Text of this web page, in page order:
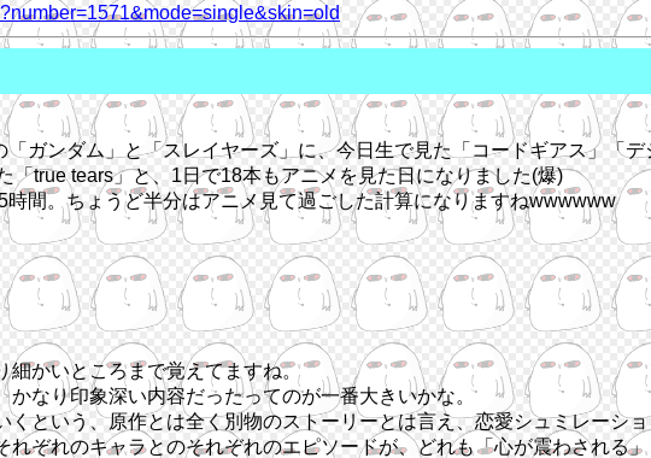
ガンダム」と「スレイヤーズ」に、今日生で見た「コードギアス」「デ
true tears」と、1日で18本もアニメを見た日になりました(爆)
間。ちょうど半分はアニメ見て過ごした計算になりますねwwwwww
細かいところまで覚えてますね。
なり印象深い内容だったってのが一番大きいかな。
という、原作とは全く別物のストーリーとは言え、恋愛シュミレーシ
ぞれのキャラとのそれぞれのエピソードが、どれも「心が震わされる